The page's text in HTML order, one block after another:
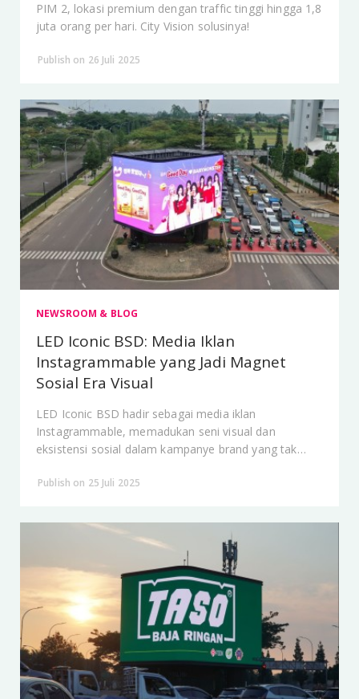
PIM 2, lokasi premium dengan traffic tinggi hingga 1,8
juta orang per hari. City Vision solusinya!
Publish on 26 Juli 2025
NEWSROOM & BLOG
LED Iconic BSD: Media Iklan
Instagrammable yang Jadi Magnet
Sosial Era Visual
LED Iconic BSD hadir sebagai media iklan
Instagrammable, memadukan seni visual dan
eksistensi sosial dalam kampanye brand yang tak
Publish on 25 Juli 2025